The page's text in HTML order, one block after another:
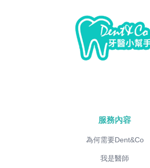
服務內容
為何需要Dent&Co
我是醫師